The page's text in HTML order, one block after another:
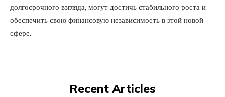
долгосрочного взгляда, могут достичь стабильного роста и
обеспечить свою финансовую независимость в этой новой
сфере.
Recent Articles